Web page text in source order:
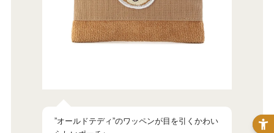
”オールドテディ”のワッペンが目を引くかわい